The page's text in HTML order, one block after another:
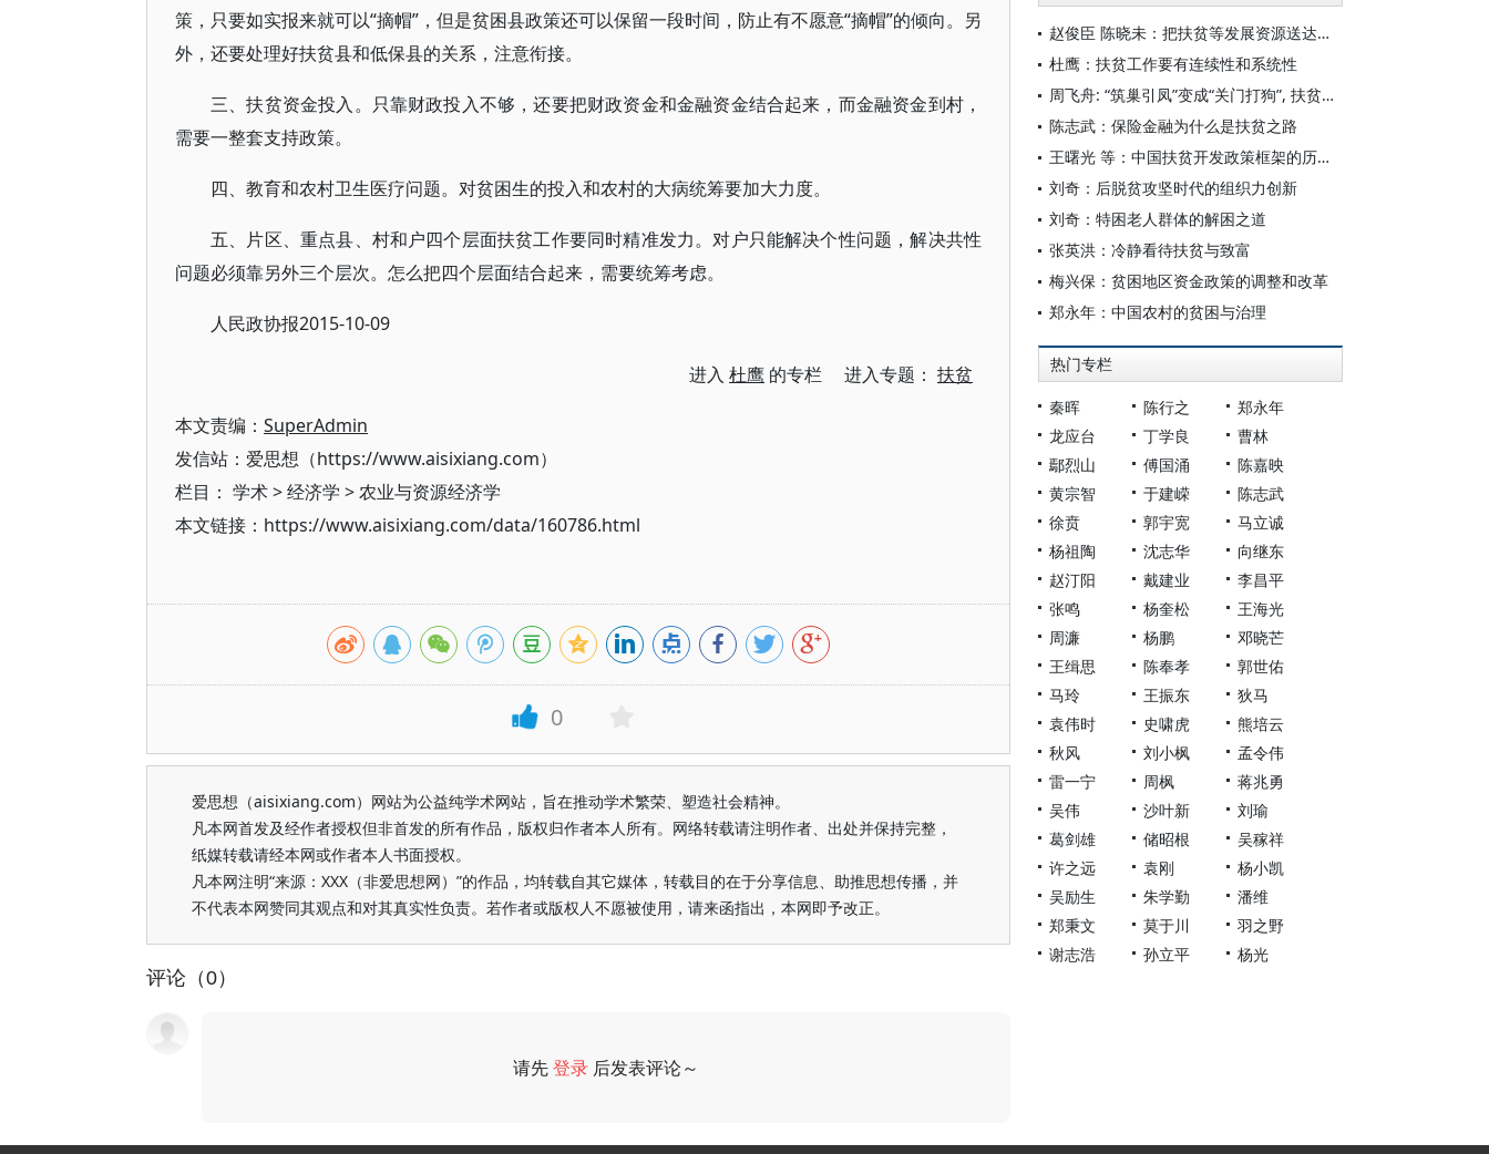
策，只要如实报来就可以“摘帽”，但是贫困县政策还可以保留一段时间，防止有不愿意“摘帽”的倾向。另
外，还要处理好扶贫县和低保县的关系，注意衔接。
三、扶贫资金投入。只靠财政投入不够，还要把财政资金和金融资金结合起来，而金融资金到村，
需要一整套支持政策。
四、教育和农村卫生医疗问题。对贫困生的投入和农村的大病统筹要加大力度。
五、片区、重点县、村和户四个层面扶贫工作要同时精准发力。对户只能解决个性问题，解决共性
问题必须靠另外三个层次。怎么把四个层面结合起来，需要统筹考虑。
人民政协报2015-10-09
进入 杜鹰 的专栏 进入专题： 扶贫
本文责编： SuperAdmin
发信站：爱思想（https://www.aisixiang.com）
栏目： 学术>经济学 >农业与资源经济学
本文链接：https://www.aisixiang.com/data/160786.html
0
爱思想（aisixiang.com）网站为公益纯学术网站，旨在推动学术繁荣、塑造社会精神。
凡本网首发及经作者授权但非首发的所有作品，版权归作者本人所有。网络转载请注明作者、出处并保持完整，
纸媒转载请经本网或作者本人书面授权。
凡本网注明“来源：XXX（非爱思想网）”的作品，均转载自其它媒体，转载目的在于分享信息、助推思想传播，并
不代表本网赞同其观点和对其真实性负责。若作者或版权人不愿被使用，请来函指出，本网即予改正。
评论（0）
请先登录 后发表评论～
赵俊臣 陈晓未：把扶贫等发展资源送达真正需要的贫困农户——四论中国农村发展学的构建
杜鹰：扶贫工作要有连续性和系统性
周飞舟: “筑巢引凤”变成“关门打狗”, 扶贫怎能落地生根？
陈志武：保险金融为什么是扶贫之路
王曙光 等：中国扶贫开发政策框架的历史演进与制度创新（1949—2019）
刘奇：后脱贫攻坚时代的组织力创新
刘奇：特困老人群体的解困之道
张英洪：冷静看待扶贫与致富
梅兴保：贫困地区资金政策的调整和改革
郑永年：中国农村的贫困与治理
热门专栏
秦晖 陈行之
郑永年
龙应台
丁学良
曹林
鄢烈山
傅国涌
陈嘉映
黄宗智
于建嵘
陈志武
徐贲
郭宇宽
马立诚
杨祖陶
沈志华
向继东
赵汀阳
戴建业
李昌平
张鸣
杨奎松
王海光
周濂
杨鹏
邓晓芒
王缉思
陈奉孝
郭世佑
马玲
王振东
狄马
袁伟时
史啸虎
熊培云
秋风
刘小枫
孟令伟
雷一宁
周枫
蒋兆勇
吴伟
沙叶新
刘瑜
葛剑雄
储昭根
吴稼祥
许之远
袁刚
杨小凯
吴励生
朱学勤
潘维
郑秉文
莫于川
羽之野
谢志浩
孙立平 杨光